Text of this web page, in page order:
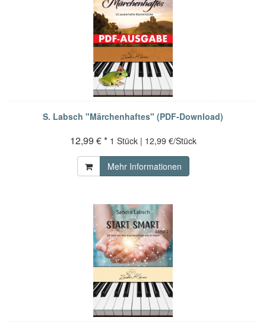
S. Labsch "Märchenhaftes" (PDF-Download)
12,99 € * 1 Stück | 12,99 €/Stück
Mehr Informationen